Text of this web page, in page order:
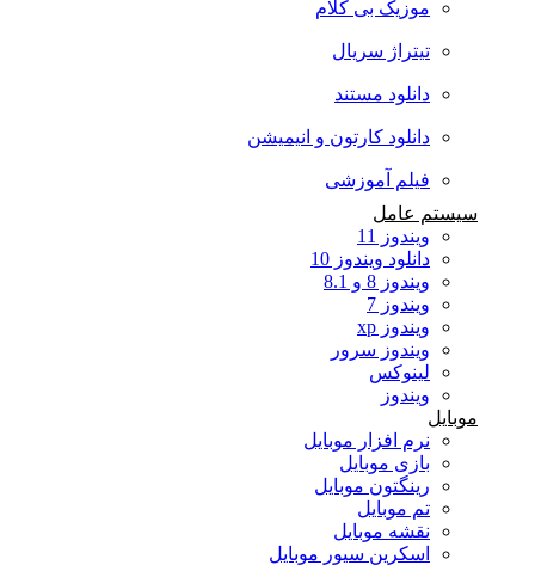
موزیک بی کلام
تیتراژ سریال
دانلود مستند
دانلود کارتون و انیمیشن
فیلم آموزشی
سیستم عامل
ویندوز 11
دانلود ویندوز 10
ویندوز 8 و 8.1
ویندوز 7
ویندوز xp
ویندوز سرور
لینوکس
ویندوز
موبایل
نرم افزار موبایل
بازی موبایل
رینگتون موبایل
تم موبایل
نقشه موبایل
اسکرین سیور موبایل